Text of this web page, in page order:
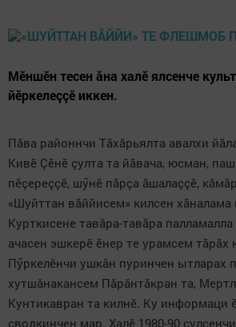
Мӗншӗн тесен ăна халӗ ялсенче
йӗркелеççӗ иккен.
Пăва районнчи Тăхăрьялта авалхи
Кивӗ Çӗнӗ çулта та йăвача, юсман,
пӗçереççӗ, шӳнӗ пăрçа ăшалаççӗ,
«Шуйттан вăййисем» килсен хăналама
Курткисене тавăра-тавăра
ачасен эшкерӗ ӗнер те урамсем тăрăх
Пӳркелӗнчи ушкăн пуринчен ытларах
хутшăнакансем Пăрăнтăкран та,
Кунтикавран та килнӗ. Ку информаци
сводкинчен мар. Халӗ 1980-90